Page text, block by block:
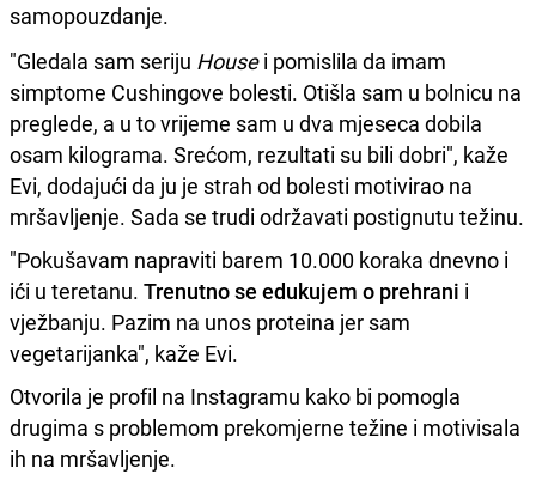
samopouzdanje.
"Gledala sam seriju Housei pomislila da imam
simptome Cushingove bolesti. Otišla sam u bolnicu na
preglede, a u to vrijeme sam u dva mjeseca dobila
osam kilograma. Srećom, rezultati su bili dobri", kaže
Evi, dodajući da ju je strah od bolesti motivirao na
mršavljenje. Sada se trudi održavati postignutu težinu.
"Pokušavam napraviti barem 10.000 koraka dnevno i
ići u teretanu. Trenutno se edukujem o prehrani i
vježbanju. Pazim na unos proteina jer sam
vegetarijanka", kaže Evi.
Otvorila je profil na Instagramu kako bi pomogla
drugima s problemom prekomjerne težine i motivisala
ih na mršavljenje.